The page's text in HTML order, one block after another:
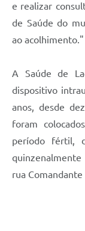
e realizar
de Saúde do
ao acolhimento."
A Saúde de
dispositivo
anos, desde
foram
período fértil,
rua